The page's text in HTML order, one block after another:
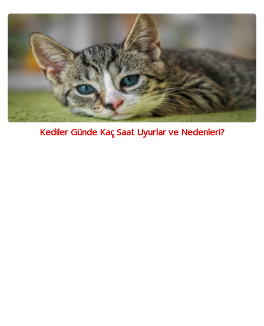
Kediler Günde Kaç Saat Uyurlar ve Nedenleri?